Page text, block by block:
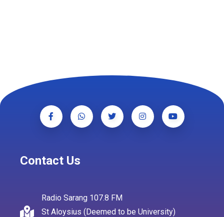
Contact Us
Radio Sarang 107.8 FM
St Aloysius (Deemed to be University)